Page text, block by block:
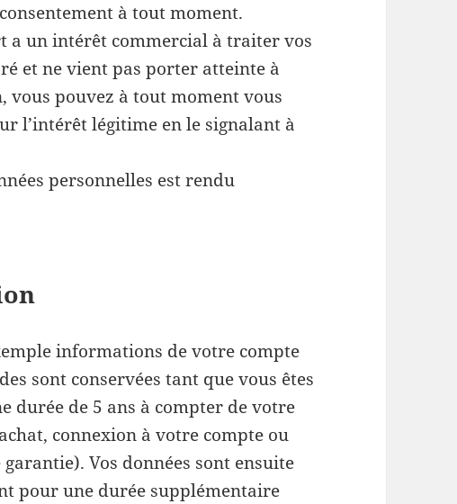
à tout moment.
a un intérêt commercial à traiter vos
et ne vient pas porter atteinte à
vous pouvez à tout moment vous
l’intérêt légitime en le signalant à
personnelles est rendu
informations de votre compte
sont conservées tant que vous êtes
durée de 5 ans à compter de votre
connexion à votre compte ou
garantie). Vos données sont ensuite
pour une durée supplémentaire